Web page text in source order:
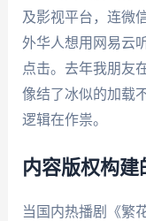
及影视平台，连微
外华人想用网易云
点击。去年我朋友
像结了冰似的加载
逻辑在作祟。
内容版权构建
当国内热播剧《繁